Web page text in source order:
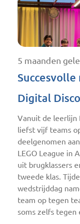
5 maanden
Digital
Vanuit de leerlijn
liefst vijf teams
deelgenomen
LEGO League in
uit brugklassers
tweede klas.
wedstrijddag
team op tegen
soms zelfs tegen